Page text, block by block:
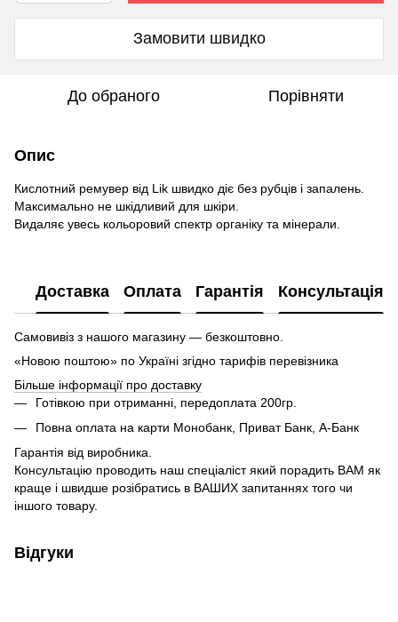
Замовити швидко
До обраного Порівняти
Опис
Кислотний ремувер від Lik швидко діє без рубців і запалень.
Максимально не шкідливий для шкіри.
Видаляє увесь кольоровий спектр органіку та мінерали.
Доставка Оплата Гарантія Консультація
Самовивіз з нашого магазину — безкоштовно.
«Новою поштою» по Україні згідно тарифів перевізника
Більше інформації про доставку
Готівкою при отриманні, передоплата 200гр.
Повна оплата на карти Монобанк, Приват Банк, А-Банк
Гарантія від виробника.
Консультацію проводить наш спеціаліст який порадить ВАМ як
краще і швидше розібратись в ВАШИХ запитаннях того чи
іншого товару.
Відгуки